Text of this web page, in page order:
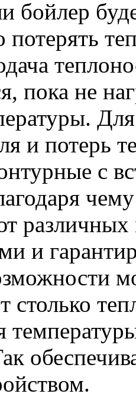
бойлер
пока не
и потерь
с
различных
и
столько